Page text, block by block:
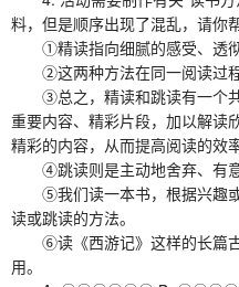
料，但是顺序出现了混乱，请你
①精读指向细腻的感受、透彻
②这两种方法在同一阅读过程
③总之，精读和跳读有一个共
重要内容、精彩片段，加以解读
精彩的内容，从而提高阅读的效率
④跳读则是主动地舍弃、有意
⑤我们读一本书，根据兴趣或
读或跳读的方法。
⑥读《西游记》这样的长篇古
用。